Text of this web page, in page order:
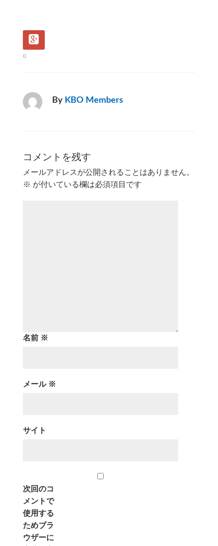
0
By KBO Members
コメントを残す
メールアドレスが公開されることはありません。
※ が付いている欄は必須項目です
名前 ※
メール ※
サイト
次回のコ
メントで
使用する
ためブラ
ウザーに